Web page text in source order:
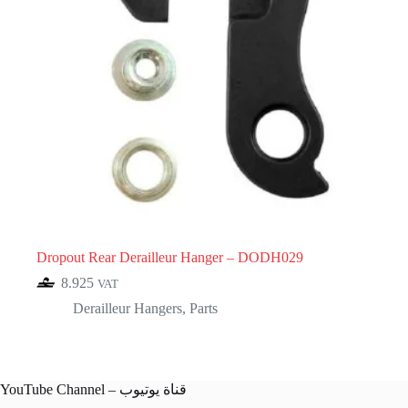
Dropout Rear Derailleur Hanger – DODH029
8.925 VAT
Derailleur Hangers, Parts
YouTube Channel – قناة يوتيوب